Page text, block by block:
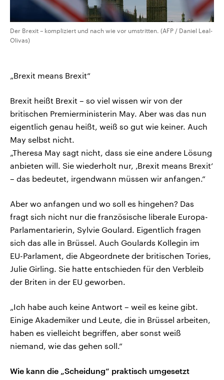
Der Brexit – kompliziert und nach wie vor umstritten. (AFP / Daniel Leal-
Olivas)
„Brexit means Brexit“
Brexit heißt Brexit – so viel wissen wir von der
britischen Premierministerin May. Aber was das nun
eigentlich genau heißt, weiß so gut wie keiner. Auch
May selbst nicht.
„Theresa May sagt nicht, dass sie eine andere Lösung
anbieten will. Sie wiederholt nur, ‚Brexit means Brexit‘
– das bedeutet, irgendwann müssen wir anfangen.“
Aber wo anfangen und wo soll es hingehen? Das
fragt sich nicht nur die französische liberale Europa-
Parlamentarierin, Sylvie Goulard. Eigentlich fragen
sich das alle in Brüssel. Auch Goulards Kollegin im
EU-Parlament, die Abgeordnete der britischen Tories,
Julie Girling. Sie hatte entschieden für den Verbleib
der Briten in der EU geworben.
„Ich habe auch keine Antwort – weil es keine gibt.
Einige Akademiker und Leute, die in Brüssel arbeiten,
haben es vielleicht begriffen, aber sonst weiß
niemand, wie das gehen soll.“
Wie kann die „Scheidung“ praktisch umgesetzt